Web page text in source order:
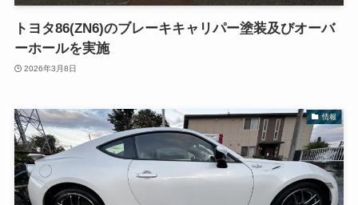
トヨタ86(ZN6)のブレーキキャリパー塗装及びオーバ
ーホールを実施
2026年3月8日
情報